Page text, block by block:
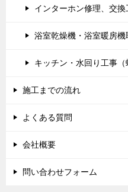
インターホン修理、交換
浴室乾燥機・浴室暖房
キッチン・水回り工事（
施工までの流れ
よくある質問
会社概要
問い合わせフォーム